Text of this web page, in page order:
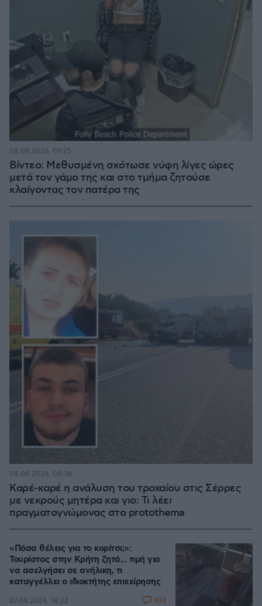
Βίντεο: Μεθυσμένη σκότωσε νύφη λίγες ώρες
μετά τον γάμο της και στο τμήμα ζητούσε
κλαίγοντας τον πατέρα της
08.08.2026, 09:25
Καρέ-καρέ η ανάλυση του τροχαίου στις Σέρρες
με νεκρούς μητέρα και γιο: Τι λέει
πραγματογνώμονας στο protothema
08.08.2026, 08:36
«Πόσα θέλεις για το κορίτσι;»:
Τουρίστας στην Κρήτη ζητά... τιμή για
να ασελγήσει σε ανήλικη, τι
καταγγέλλει ο ιδιοκτήτης επιχείρησης
07.08.2026, 18:22 434